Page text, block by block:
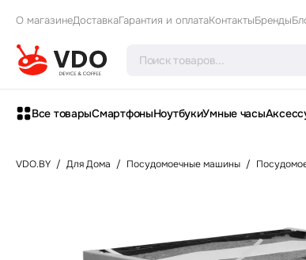
О магазинеДоставкаГарантия и оплатаКонтактыБренды
Все товарыСмартфоныНоутбукиУмные часы
VDO.BY / Для Дома / Посудомоечные машины /